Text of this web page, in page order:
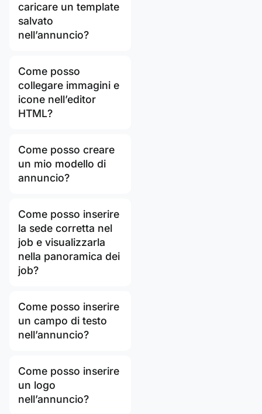
caricare un template
salvato
nell’annuncio?
Come posso
collegare immagini e
icone nell’editor
HTML?
Come posso creare
un mio modello di
annuncio?
Come posso inserire
la sede corretta nel
job e visualizzarla
nella panoramica dei
job?
Come posso inserire
un campo di testo
nell’annuncio?
Come posso inserire
un logo
nell’annuncio?